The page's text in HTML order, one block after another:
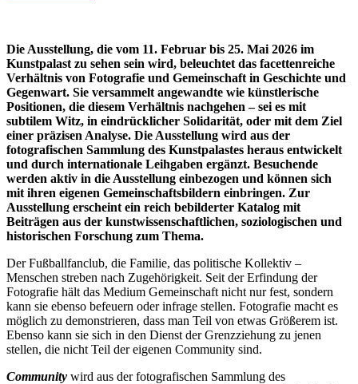
Die Ausstellung, die vom 11. Februar bis 25. Mai 2026 im
Kunstpalast zu sehen sein wird, beleuchtet das facettenreiche
Verhältnis von Fotografie und Gemeinschaft in Geschichte und
Gegenwart. Sie versammelt angewandte wie künstlerische
Positionen, die diesem Verhältnis nachgehen – sei es mit
subtilem Witz, in eindrücklicher Solidarität, oder mit dem Ziel
einer präzisen Analyse. Die Ausstellung wird aus der
fotografischen Sammlung des Kunstpalastes heraus entwickelt
und durch internationale Leihgaben ergänzt. Besuchende
werden aktiv in die Ausstellung einbezogen und können sich
mit ihren eigenen Gemeinschaftsbildern einbringen. Zur
Ausstellung erscheint ein reich bebilderter Katalog mit
Beiträgen aus der kunstwissenschaftlichen, soziologischen und
historischen Forschung zum Thema.
Der Fußballfanclub, die Familie, das politische Kollektiv –
Menschen streben nach Zugehörigkeit. Seit der Erfindung der
Fotografie hält das Medium Gemeinschaft nicht nur fest, sondern
kann sie ebenso befeuern oder infrage stellen. Fotografie macht es
möglich zu demonstrieren, dass man Teil von etwas Größerem ist.
Ebenso kann sie sich in den Dienst der Grenzziehung zu jenen
stellen, die nicht Teil der eigenen Community sind.
Community wird aus der fotografischen Sammlung des